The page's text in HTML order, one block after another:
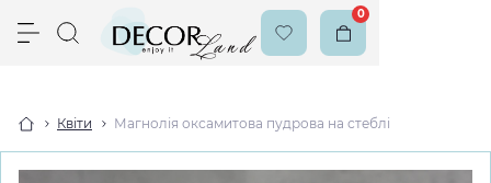
0
Квіти Магнолія оксамитова пудрова на стеблі